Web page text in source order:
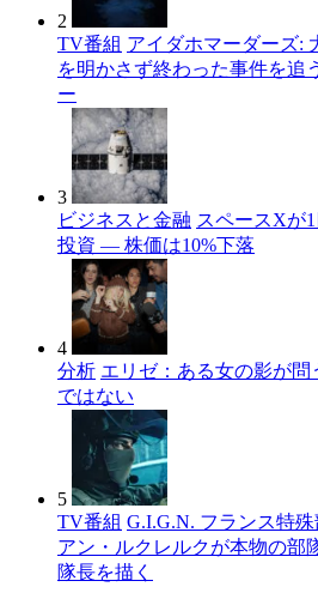
2
TV番組 アイダホマーダーズ:
を明かさず終わった事件を追
ー
3
ビジネスと金融 スペースXが
投資 — 株価は10%下落
4
分析 エリゼ：ある女の影が
ではない
5
TV番組 G.I.G.N. フランス特
アン・ルクレルクが本物の部
隊長を描く